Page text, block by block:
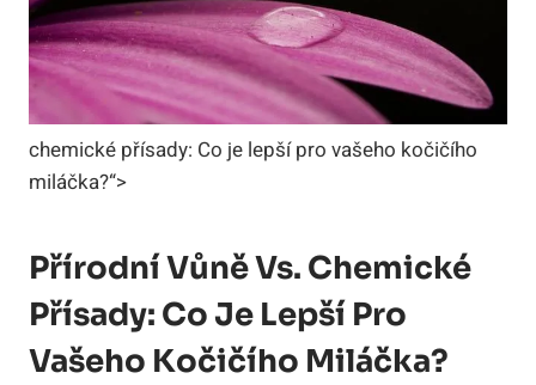
chemické přísady: Co je lepší pro vašeho kočičího
miláčka?“>
Přírodní Vůně Vs. Chemické
Přísady: Co Je Lepší Pro
Vašeho Kočičího Miláčka?